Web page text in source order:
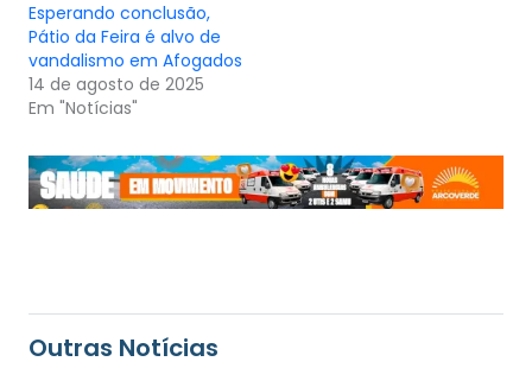
Esperando conclusão,
Pátio da Feira é alvo de
vandalismo em Afogados
14 de agosto de 2025
Em "Notícias"
Outras Notícias